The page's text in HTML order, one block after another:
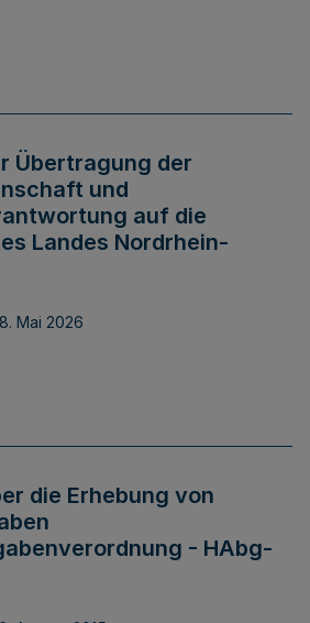
Übertragung der
und
auf die
Landes Nordrhein-
Mai 2026
die Erhebung von
- HAbg-